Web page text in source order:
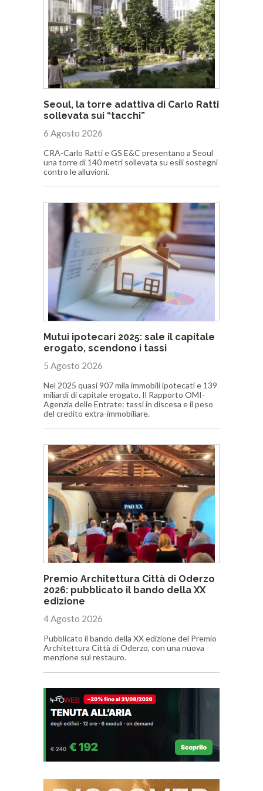
Seoul, la torre adattiva di Carlo Ratti
sollevata sui “tacchi”
6 Agosto 2026
CRA-Carlo Ratti e GS E&C presentano a Seoul
una torre di 140 metri sollevata su esili sostegni
contro le alluvioni.
Mutui ipotecari 2025: sale il capitale
erogato, scendono i tassi
5 Agosto 2026
Nel 2025 quasi 907 mila immobili ipotecati e 139
miliardi di capitale erogato. Il Rapporto OMI-
Agenzia delle Entrate: tassi in discesa e il peso
del credito extra-immobiliare.
Premio Architettura Città di Oderzo
2026: pubblicato il bando della XX
edizione
4 Agosto 2026
Pubblicato il bando della XX edizione del Premio
Architettura Città di Oderzo, con una nuova
menzione sul restauro.